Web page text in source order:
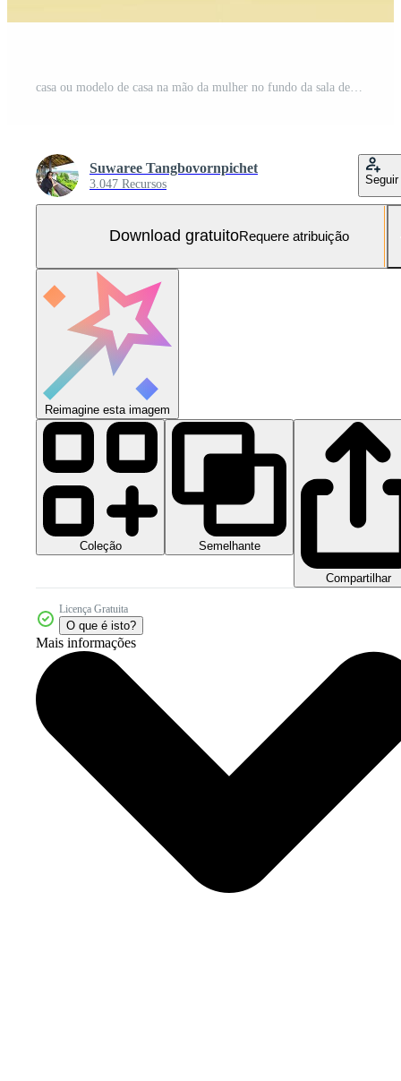
Suwaree Tangbovornpichet
3.047 Recursos Seguir
Download gratuitoRequere atribuição
Reimagine esta imagem
Coleção Semelhante
Compartilhar
Licença Gratuita
O que é isto?
Mais informações